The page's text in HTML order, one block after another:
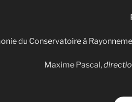
du Conservatoire à
Maxime Pascal,